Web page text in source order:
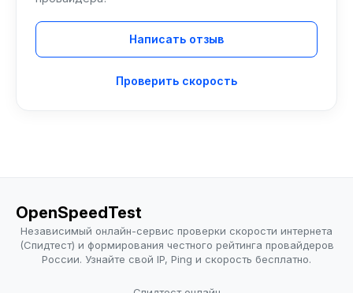
Написать отзыв
Проверить скорость
OpenSpeedTest
Независимый онлайн-сервис проверки скорости интернета
(Спидтест) и формирования честного рейтинга провайдеров
России. Узнайте свой IP, Ping и скорость бесплатно.